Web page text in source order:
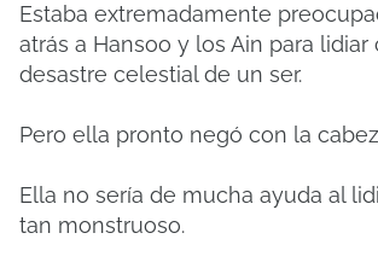
Estaba extremadamente
atrás a Hansoo y los Ain para lidiar
desastre celestial de un ser.
Pero ella pronto negó con la
Ella no sería de mucha ayuda al
tan monstruoso.